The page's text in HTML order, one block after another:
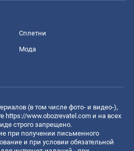
Сплетни
Мода
(в том числе фото- и видео-),
https://www.obozrevatel.com и на всех
строго запрещено.
при получении письменного
и при условии обязательной